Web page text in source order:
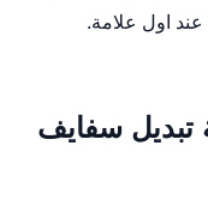
اول علامة.
تبديل سفايف